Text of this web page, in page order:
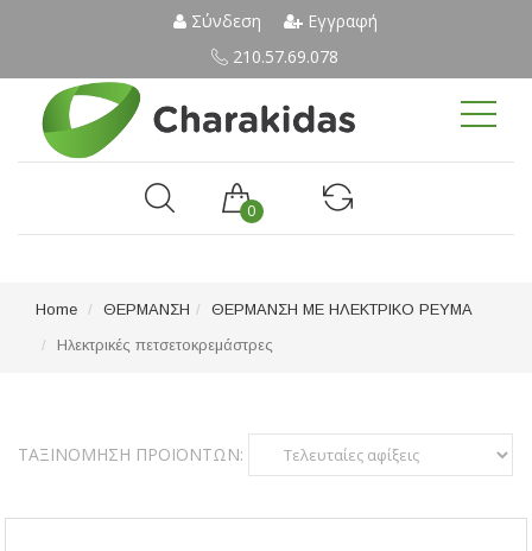
Σύνδεση
Εγγραφή
210.57.69.078
0
Home ΘΕΡΜΑΝΣΗ
ΘΕΡΜΑΝΣΗ ΜΕ ΗΛΕΚΤΡΙΚΟ ΡΕΥΜΑ
Ηλεκτρικές πετσετοκρεμάστρες
ΤΑΞΙΝΌΜΗΣΗ ΠΡΟΪΌΝΤΩΝ: